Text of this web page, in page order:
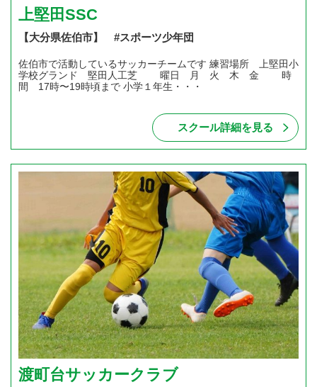
上堅田SSC
【大分県佐伯市】 #スポーツ少年団
佐伯市で活動しているサッカーチームです 練習場所 上堅田小
学校グランド 堅田人工芝 曜日 月 火 木 金 時
間 17時〜19時頃まで 小学１年生・・・
スクール詳細を見る
渡町台サッカークラブ